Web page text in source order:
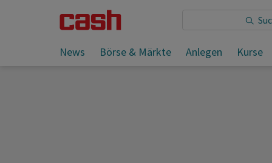
News Börse & Märkte Anlegen Kurse
Sie lesen: